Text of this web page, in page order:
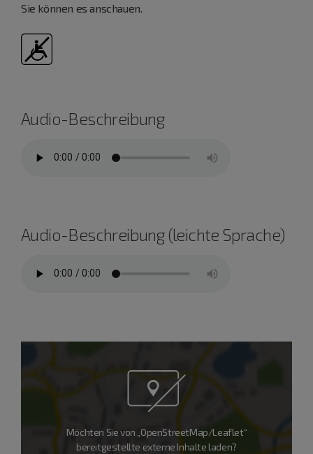
Sie können es anschauen.
Audio-Beschreibung
Audio-Beschreibung (leichte Sprache)
Möchten Sie von „OpenStreetMap/Leaflet“
bereitgestellte externe Inhalte laden?